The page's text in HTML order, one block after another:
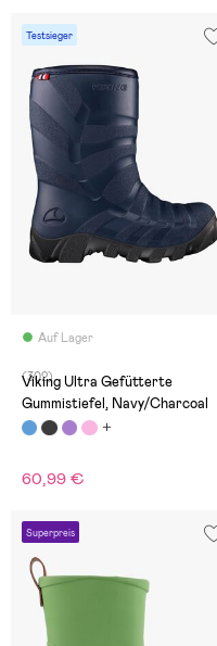
Testsieger
Auf Lager
(302)
Viking Ultra Gefütterte
Gummistiefel, Navy/Charcoal
60,99 €
Superpreis